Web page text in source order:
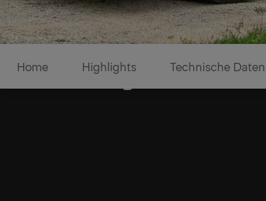
Home Highlights Technische Daten
Vielseitigkeit für einen